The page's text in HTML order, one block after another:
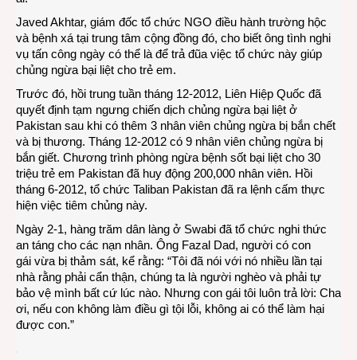
Javed Akhtar, giám đốc tổ chức NGO điều hành trường hộc
và bệnh xá tại trung tâm cộng đồng đó, cho biết ông tình nghi
vụ tấn công ngày có thể là để trả đũa việc tổ chức này giúp
chủng ngừa bại liệt cho trẻ em.
Trước đó, hồi trung tuần tháng 12-2012, Liên Hiệp Quốc đã
quyết định tạm ngưng chiến dịch chủng ngừa bại liệt ở
Pakistan sau khi có thêm 3 nhân viên chủng ngừa bị bắn chết
và bị thương. Tháng 12-2012 có 9 nhân viên chủng ngừa bị
bắn giết. Chương trình phòng ngừa bệnh sốt bại liệt cho 30
triệu trẻ em Pakistan đã huy động 200,000 nhân viên. Hồi
tháng 6-2012, tổ chức Taliban Pakistan đã ra lệnh cấm thực
hiện việc tiêm chủng này.
Ngày 2-1, hàng trăm dân làng ở Swabi đã tổ chức nghi thức
an táng cho các nạn nhân. Ông Fazal Dad, người có con
gái vừa bị thảm sát, kể rằng: “Tôi đã nói với nó nhiều lần tại
nhà rằng phải cẩn thận, chúng ta là người nghèo và phải tự
bảo vệ mình bất cứ lúc nào. Nhưng con gái tôi luôn trả lời: Cha
ơi, nếu con không làm điều gì tội lỗi, không ai có thể làm hại
được con.”